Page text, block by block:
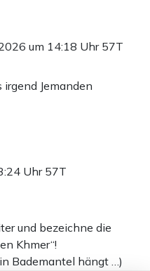
um 14:18 Uhr 57T
irgend Jemanden
Uhr 57T
und bezeichne die
Khmer“!
Bademantel hängt …)